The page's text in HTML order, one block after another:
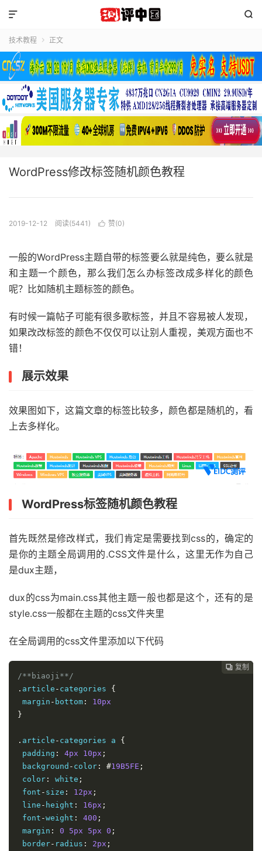


技术教程  正文
WordPress修改标签随机颜色教程
2019-12-12 阅读(5441)  赞(0)
一般的WordPress主题自带的标签要么就是纯色，要么就是
和主题一个颜色，那么我们怎么办标签改成多样化的颜色
呢？比如随机主题标签的颜色。
有时候一篇帖子可能有很多歌标签，并且不容易被人发现，
如果改改标签的颜色不仅仅可以让别人重视，美观方面也不
错！
展示效果
效果图如下，这篇文章的标签比较多，颜色都是随机的，看
上去多样化。
WordPress标签随机颜色教程
首先既然是修改样式，我们肯定是需要找到css的，确定的
是你的主题全局调用的.CSS文件是什么，这里无作为自己
是dux主题，
dux的css为main.css其他主题一般也都是这个，还有的是
style.css一般都在主题的css文件夹里
在全局调用的css文件里添加以下代码
 复制
 复制
 复制
 复制
 复制
/**biaoji**/
. article - categories {
margin - bottom :
10px
}
. article - categories a {
padding : 4px 10px ;
background - color : #19B5FE ;
color : white ;
font - size : 12px ;
line - height : 16px ;
font -weight : 400 ;
margin : 0 5px 5px 0 ;
border- radius : 2px ;